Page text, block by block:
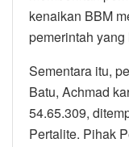
kenaikan BBM
pemerintah
Sementara itu,
Batu, Achmad
54.65.309,
Pertalite. Pihak